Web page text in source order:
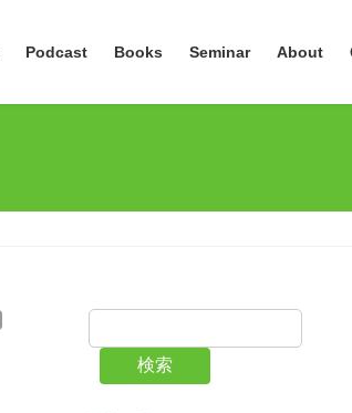
Podcast Books Seminar About
検索